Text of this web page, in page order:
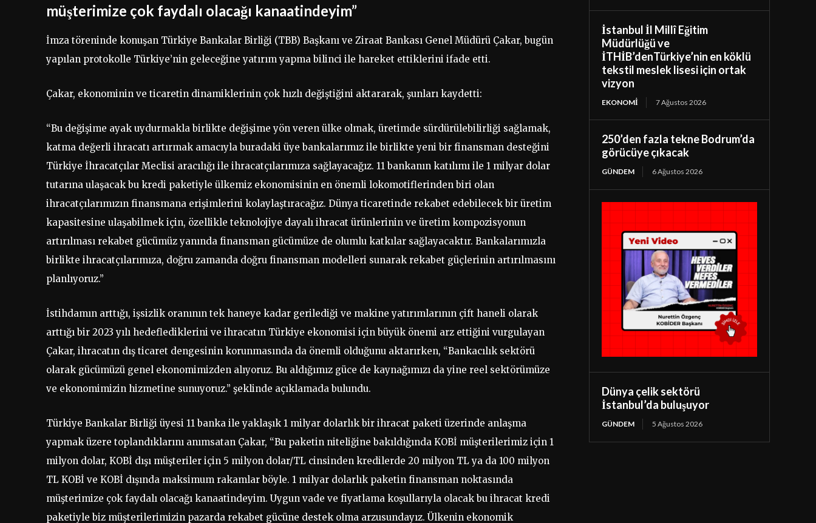
müşterimize çok faydalı olacağı kanaatindeyim”
İmza töreninde konuşan Türkiye Bankalar Birliği (TBB) Başkanı ve Ziraat Bankası Genel Müdürü Çakar, bugün
yapılan protokolle Türkiye’nin geleceğine yatırım yapma bilinci ile hareket ettiklerini ifade etti.
Çakar, ekonominin ve ticaretin dinamiklerinin çok hızlı değiştiğini aktararak, şunları kaydetti:
“Bu değişime ayak uydurmakla birlikte değişime yön veren ülke olmak, üretimde sürdürülebilirliği sağlamak,
katma değerli ihracatı artırmak amacıyla buradaki üye bankalarımız ile birlikte yeni bir finansman desteğini
Türkiye İhracatçılar Meclisi aracılığı ile ihracatçılarımıza sağlayacağız. 11 bankanın katılımı ile 1 milyar dolar
tutarına ulaşacak bu kredi paketiyle ülkemiz ekonomisinin en önemli lokomotiflerinden biri olan
ihracatçılarımızın finansmana erişimlerini kolaylaştıracağız. Dünya ticaretinde rekabet edebilecek bir üretim
kapasitesine ulaşabilmek için, özellikle teknolojiye dayalı ihracat ürünlerinin ve üretim kompozisyonun
artırılması rekabet gücümüz yanında finansman gücümüze de olumlu katkılar sağlayacaktır. Bankalarımızla
birlikte ihracatçılarımıza, doğru zamanda doğru finansman modelleri sunarak rekabet güçlerinin artırılmasını
planlıyoruz.”
İstihdamın arttığı, işsizlik oranının tek haneye kadar gerilediği ve makine yatırımlarının çift haneli olarak
arttığı bir 2023 yılı hedeflediklerini ve ihracatın Türkiye ekonomisi için büyük önemi arz ettiğini vurgulayan
Çakar, ihracatın dış ticaret dengesinin korunmasında da önemli olduğunu aktarırken, “Bankacılık sektörü
olarak gücümüzü genel ekonomimizden alıyoruz. Bu aldığımız güce de kaynağımızı da yine reel sektörümüze
ve ekonomimizin hizmetine sunuyoruz.” şeklinde açıklamada bulundu.
Türkiye Bankalar Birliği üyesi 11 banka ile yaklaşık 1 milyar dolarlık bir ihracat paketi üzerinde anlaşma
yapmak üzere toplandıklarını anımsatan Çakar, “Bu paketin niteliğine bakıldığında KOBİ müşterilerimiz için 1
milyon dolar, KOBİ dışı müşteriler için 5 milyon dolar/TL cinsinden kredilerde 20 milyon TL ya da 100 milyon
TL KOBİ ve KOBİ dışında maksimum rakamlar böyle. 1 milyar dolarlık paketin finansman noktasında
müşterimize çok faydalı olacağı kanaatindeyim. Uygun vade ve fiyatlama koşullarıyla olacak bu ihracat kredi
paketiyle biz müşterilerimizin pazarda rekabet gücüne destek olma arzusundayız. Ülkenin ekonomik
İstanbul İl Millî Eğitim
Müdürlüğü ve
İTHİB’denTürkiye’nin en köklü
tekstil meslek lisesi için ortak
vizyon
EKONOMI 7 Ağustos 2026
250’den fazla tekne Bodrum’da
görücüye çıkacak
GÜNDEM 6 Ağustos 2026
Dünya çelik sektörü
İstanbul’da buluşuyor
GÜNDEM 5 Ağustos 2026